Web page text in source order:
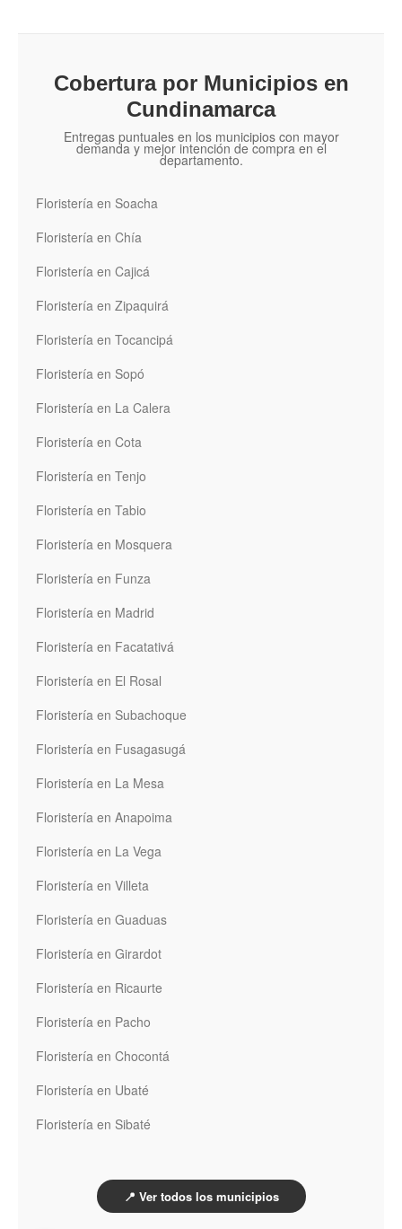
Cobertura por Municipios en
Cundinamarca
Entregas puntuales en los municipios con mayor
demanda y mejor intención de compra en el
departamento.
Floristería en Soacha
Floristería en Chía
Floristería en Cajicá
Floristería en Zipaquirá
Floristería en Tocancipá
Floristería en Sopó
Floristería en La Calera
Floristería en Cota
Floristería en Tenjo
Floristería en Tabio
Floristería en Mosquera
Floristería en Funza
Floristería en Madrid
Floristería en Facatativá
Floristería en El Rosal
Floristería en Subachoque
Floristería en Fusagasugá
Floristería en La Mesa
Floristería en Anapoima
Floristería en La Vega
Floristería en Villeta
Floristería en Guaduas
Floristería en Girardot
Floristería en Ricaurte
Floristería en Pacho
Floristería en Chocontá
Floristería en Ubaté
Floristería en Sibaté
📍 Ver todos los municipios